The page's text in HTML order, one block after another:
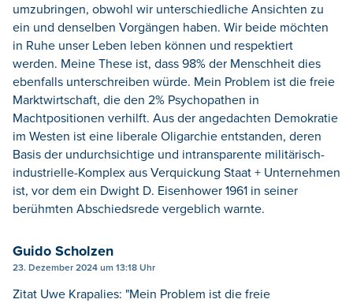
umzubringen, obwohl wir unterschiedliche Ansichten zu
ein und denselben Vorgängen haben. Wir beide möchten
in Ruhe unser Leben leben können und respektiert
werden. Meine These ist, dass 98% der Menschheit dies
ebenfalls unterschreiben würde. Mein Problem ist die freie
Marktwirtschaft, die den 2% Psychopathen in
Machtpositionen verhilft. Aus der angedachten Demokratie
im Westen ist eine liberale Oligarchie entstanden, deren
Basis der undurchsichtige und intransparente militärisch-
industrielle-Komplex aus Verquickung Staat + Unternehmen
ist, vor dem ein Dwight D. Eisenhower 1961 in seiner
berühmten Abschiedsrede vergeblich warnte.
Guido Scholzen
23. Dezember 2024 um 13:18 Uhr
Zitat Uwe Krapalies: "Mein Problem ist die freie